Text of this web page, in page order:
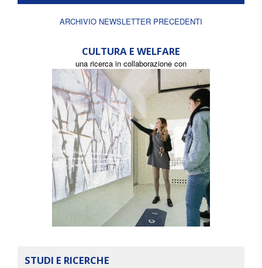
ARCHIVIO NEWSLETTER PRECEDENTI
CULTURA E WELFARE
una ricerca in collaborazione con
STUDI E RICERCHE